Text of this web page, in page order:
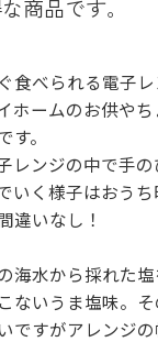
商品です。
食べられる電子
ホームのお供や
。
レンジの中で手
いく様子はおう
違いなし！
海水から採れた塩
ないうま塩味。
ですがアレンジ